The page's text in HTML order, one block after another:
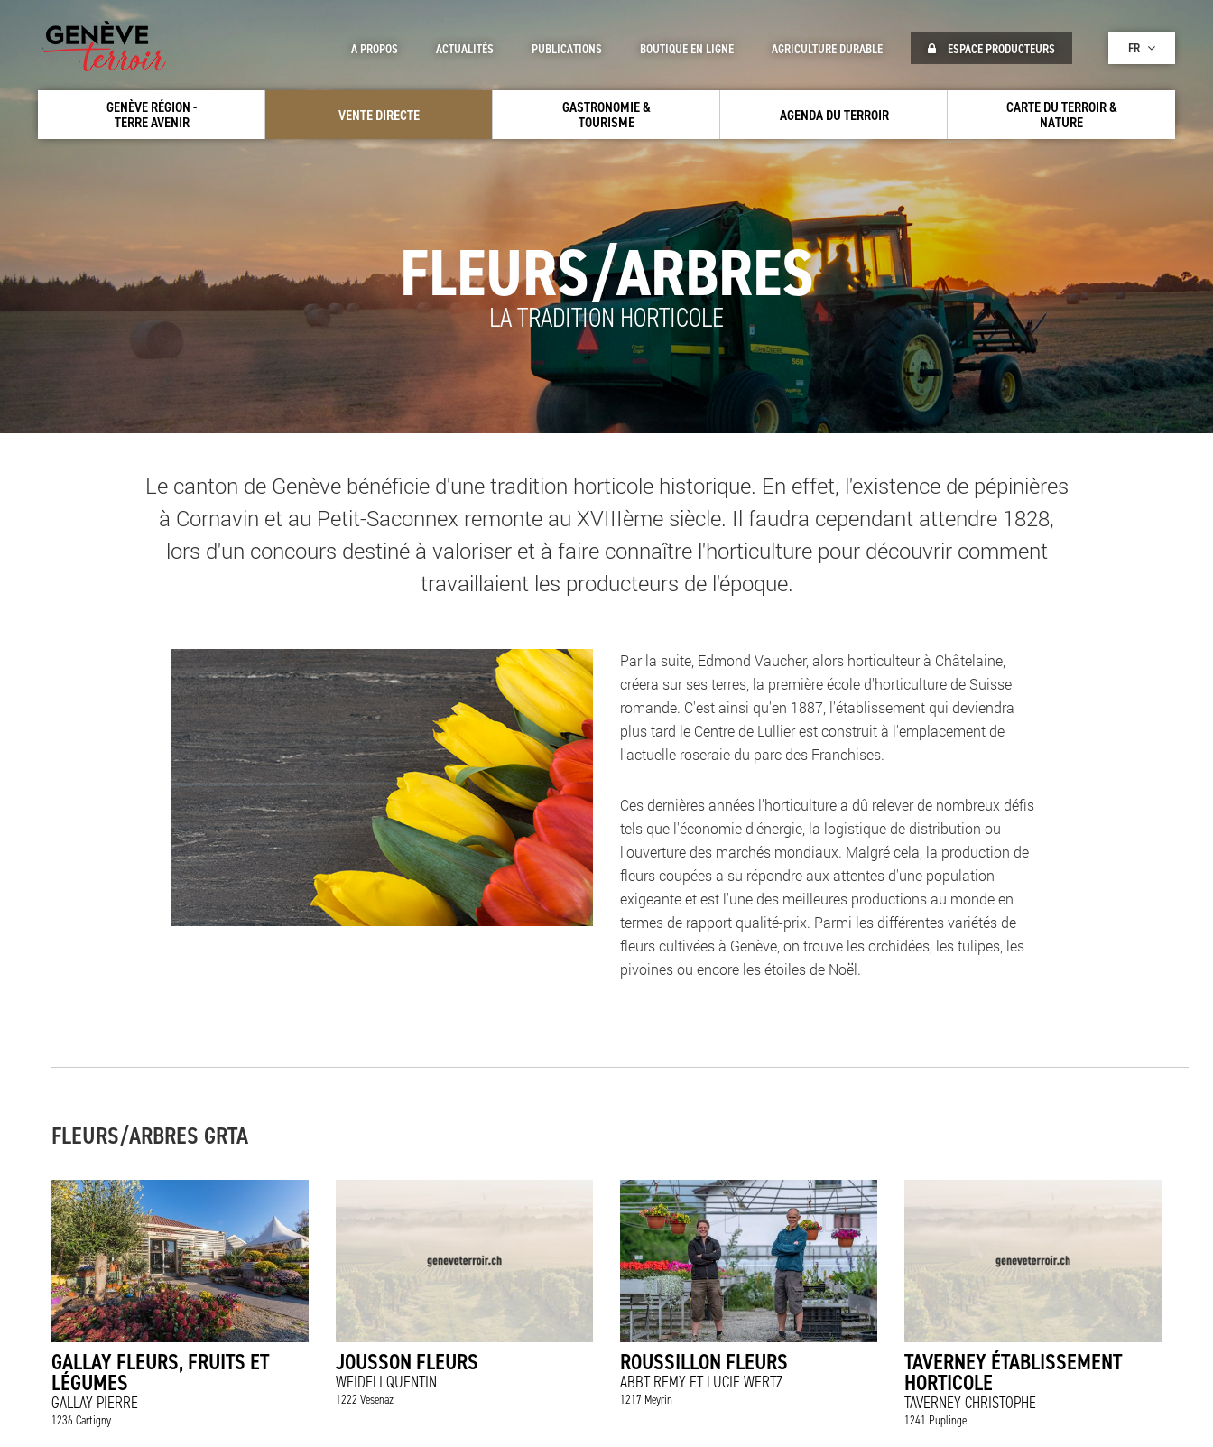
GENÈVE RÉGION -
TERRE AVENIR
VENTE DIRECTE
GASTRONOMIE &
TOURISME
AGENDA DU TERROIR
CARTE DU TERROIR &
NATURE
A PROPOS ACTUALITÉS PUBLICATIONS BOUTIQUE EN LIGNE AGRICULTURE DURABLE ESPACE PRODUCTEURS FR
FLEURS/ARBRES
LA TRADITION HORTICOLE
Le canton de Genève bénéficie d'une tradition horticole historique. En effet, l'existence de pépinières
à Cornavin et au Petit-Saconnex remonte au XVIIIème siècle. Il faudra cependant attendre 1828,
lors d'un concours destiné à valoriser et à faire connaître l'horticulture pour découvrir comment
travaillaient les producteurs de l'époque.
Par la suite, Edmond Vaucher, alors horticulteur à Châtelaine,
créera sur ses terres, la première école d'horticulture de Suisse
romande. C'est ainsi qu'en 1887, l'établissement qui deviendra
plus tard le Centre de Lullier est construit à l'emplacement de
l'actuelle roseraie du parc des Franchises.
Ces dernières années l'horticulture a dû relever de nombreux défis
tels que l'économie d'énergie, la logistique de distribution ou
l'ouverture des marchés mondiaux. Malgré cela, la production de
fleurs coupées a su répondre aux attentes d'une population
exigeante et est l'une des meilleures productions au monde en
termes de rapport qualité-prix. Parmi les différentes variétés de
fleurs cultivées à Genève, on trouve les orchidées, les tulipes, les
pivoines ou encore les étoiles de Noël.
FLEURS/ARBRES GRTA
GALLAY FLEURS, FRUITS ET
LÉGUMES
GALLAY PIERRE
1236 Cartigny
JOUSSON FLEURS
WEIDELI QUENTIN
1222 Vesenaz
ROUSSILLON FLEURS
ABBT REMY ET LUCIE WERTZ
1217 Meyrin
TAVERNEY ÉTABLISSEMENT
HORTICOLE
TAVERNEY CHRISTOPHE
1241 Puplinge